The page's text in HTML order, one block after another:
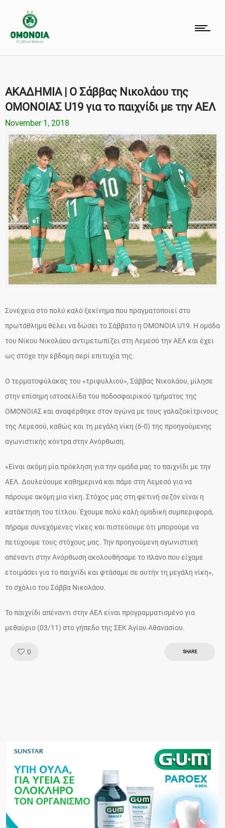
ΑΚΑΔΗΜΙΑ | Ο Σάββας Νικολάου της
ΟΜΟΝΟΙΑΣ U19 για το παιχνίδι με την ΑΕΛ
November 1, 2018
Συνέχεια στο πολύ καλό ξεκίνημα που πραγματοποιεί στο
πρωτάθλημα θέλει να δώσει το Σάββατο η ΟΜΟΝΟΙΑ U19. Η ομάδα
του Νίκου Νικολάου αντιμετωπίζει στη Λεμεσό την ΑΕΛ και έχει
ως στόχο την έβδομη σερί επιτυχία της.
Ο τερματοφύλακας του «τριφυλλιού», Σάββας Νικολάου, μίλησε
στην επίσημη ιστοσελίδα του ποδοσφαιρικού τμήματος της
ΟΜΟΝΟΙΑΣ και αναφέρθηκε στον αγώνα με τους γαλαζοκίτρινους
της Λεμεσού, καθώς και τη μεγάλη νίκη (6-0) της προηγούμενης
αγωνιστικής κόντρα στην Ανόρθωση.
«Είναι ακόμη μία πρόκληση για την ομάδα μας το παιχνίδι με την
ΑΕΛ. Δουλεύουμε καθημερινά και πάμε στη Λεμεσό για να
πάρουμε ακόμη μία νίκη. Στόχος μας στη φετινή σεζόν είναι η
κατάκτηση του τίτλου. Έχουμε πολύ καλή ομαδική συμπεριφορά,
πήραμε συνεχόμενες νίκες και πιστεύουμε ότι μπορούμε να
πετύχουμε τους στόχους μας. Την προηγούμενη αγωνιστική
απέναντι στην Ανόρθωση ακολουθήσαμε το πλάνο που είχαμε
ετοιμάσει για το παιχνίδι και φτάσαμε σε αυτήν τη μεγάλη νίκη»,
το σχόλιο του Σάββα Νικολάου.
Το παιχνίδι απέναντι στην ΑΕΛ είναι προγραμματισμένο για
μεθαύριο (03/11) στο γήπεδο της ΣΕΚ Αγίου Αθανασίου.
0 SHARE